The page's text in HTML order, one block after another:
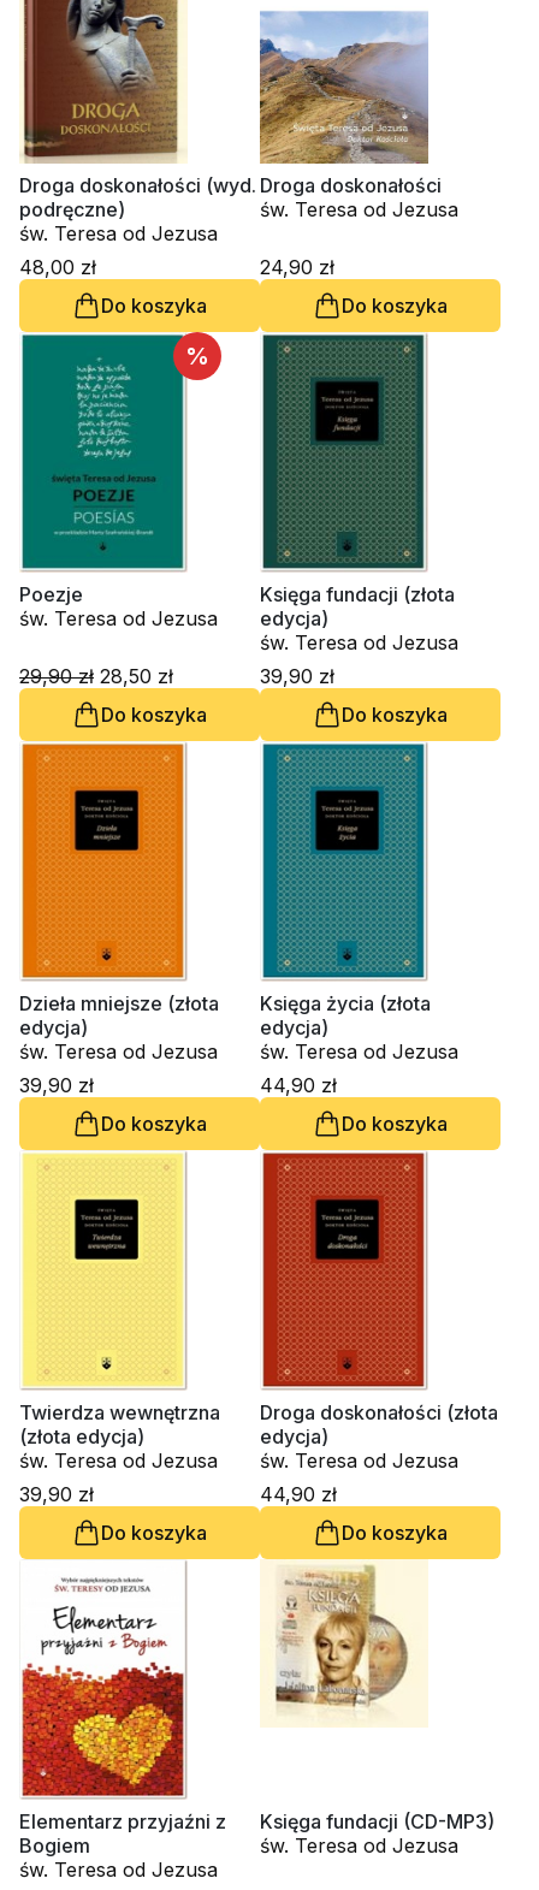
Droga doskonałości (wyd.
podręczne)
św. Teresa od Jezusa
48,00 zł
Do koszyka
Droga doskonałości
św. Teresa od Jezusa
24,90 zł
Do koszyka
%
Poezje
św. Teresa od Jezusa
29,90 zł 28,50 zł
Do koszyka
Księga fundacji (złota
edycja)
św. Teresa od Jezusa
39,90 zł
Do koszyka
Dzieła mniejsze (złota
edycja)
św. Teresa od Jezusa
39,90 zł
Do koszyka
Księga życia (złota
edycja)
św. Teresa od Jezusa
44,90 zł
Do koszyka
Twierdza wewnętrzna
(złota edycja)
św. Teresa od Jezusa
39,90 zł
Do koszyka
Droga doskonałości (złota
edycja)
św. Teresa od Jezusa
44,90 zł
Do koszyka
Elementarz przyjaźni z
Bogiem
św. Teresa od Jezusa
Księga fundacji (CD-MP3)
św. Teresa od Jezusa